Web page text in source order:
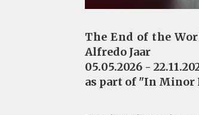
The End of the
Alfredo Jaar
05.05.2026 -
as part of "In Minor